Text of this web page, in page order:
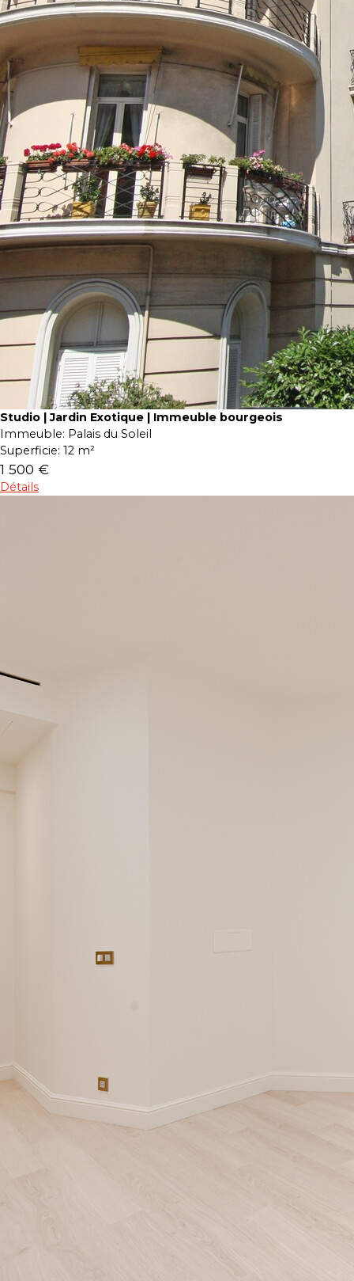
Studio | Jardin Exotique | Immeuble bourgeois
Immeuble: Palais du Soleil
Superficie: 12 m²
1 500 €
Détails